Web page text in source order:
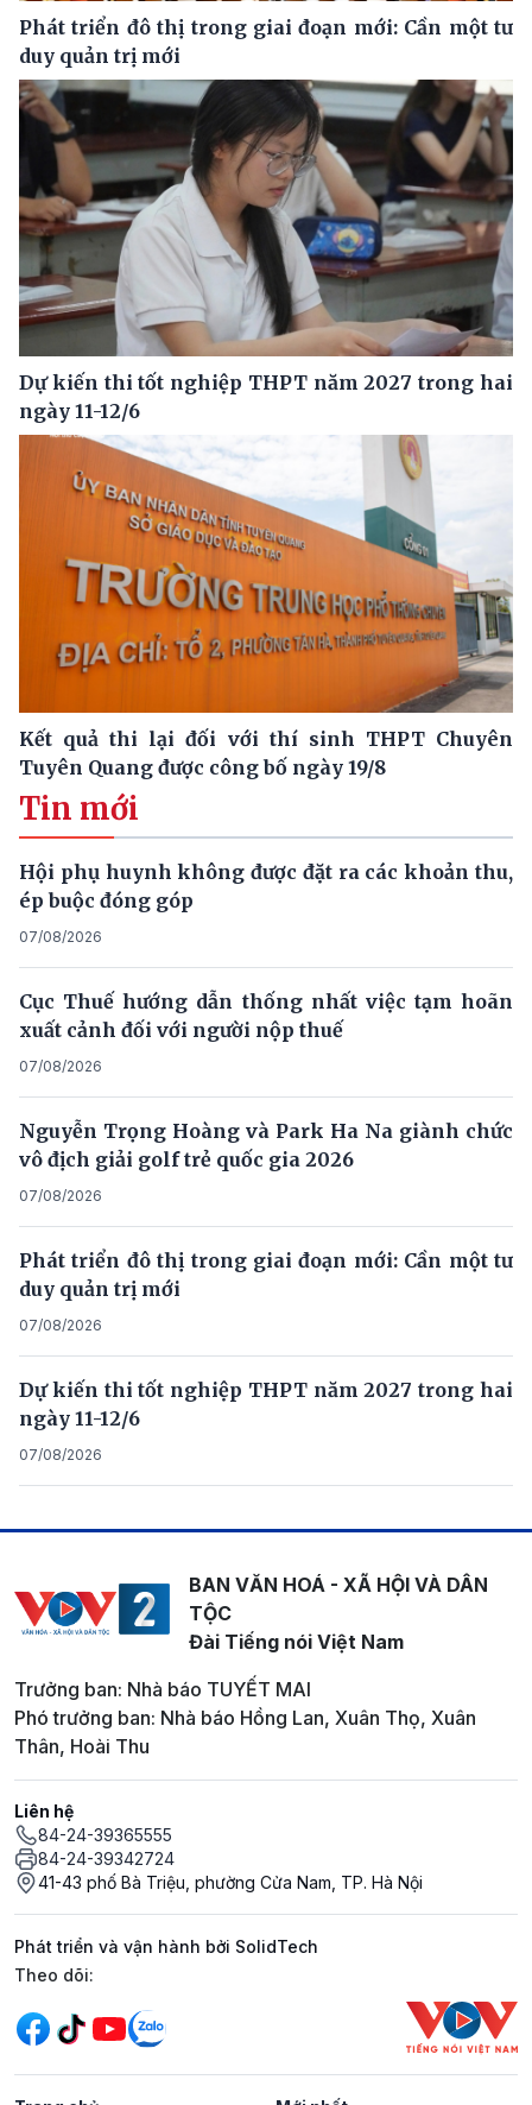
Phát triển đô thị trong giai đoạn mới: Cần một tư
duy quản trị mới
Dự kiến thi tốt nghiệp THPT năm 2027 trong hai
ngày 11-12/6
Kết quả thi lại đối với thí sinh THPT Chuyên
Tuyên Quang được công bố ngày 19/8
Tin mới
Hội phụ huynh không được đặt ra các khoản thu,
ép buộc đóng góp
07/08/2026
Cục Thuế hướng dẫn thống nhất việc tạm hoãn
xuất cảnh đối với người nộp thuế
07/08/2026
Nguyễn Trọng Hoàng và Park Ha Na giành chức
vô địch giải golf trẻ quốc gia 2026
07/08/2026
Phát triển đô thị trong giai đoạn mới: Cần một tư
duy quản trị mới
07/08/2026
Dự kiến thi tốt nghiệp THPT năm 2027 trong hai
ngày 11-12/6
07/08/2026
BAN VĂN HOÁ - XÃ HỘI VÀ DÂN
TỘC
Đài Tiếng nói Việt Nam
Trưởng ban: Nhà báo TUYẾT MAI
Phó trưởng ban: Nhà báo Hồng Lan, Xuân Thọ, Xuân
Thân, Hoài Thu
Liên hệ
84-24-39365555
84-24-39342724
41-43 phố Bà Triệu, phường Cửa Nam, TP. Hà Nội
Phát triển và vận hành bởi SolidTech
Mạng xã hội
Theo dõi: